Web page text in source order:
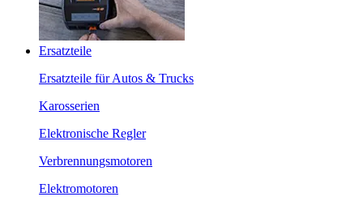
Ersatzteile
Ersatzteile für Autos & Trucks
Karosserien
Elektronische Regler
Verbrennungsmotoren
Elektromotoren